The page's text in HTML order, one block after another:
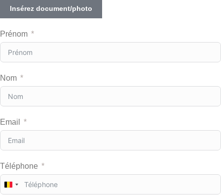
Insérez document/photo
Prénom
Nom
Email
Téléphone
B